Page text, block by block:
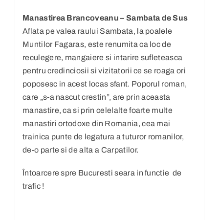
Manastirea Brancoveanu – Sambata de Sus
Aflata pe valea raului Sambata, la poalele
Muntilor Fagaras, este renumita ca loc de
reculegere, mangaiere si intarire sufleteasca
pentru credinciosii si vizitatorii ce se roaga ori
poposesc in acest locas sfant. Poporul roman,
care „s-a nascut crestin”, are prin aceasta
manastire, ca si prin celelalte foarte multe
manastiri ortodoxe din Romania, cea mai
trainica punte de legatura a tuturor romanilor,
de-o parte si de alta a Carpatilor.
Întoarcere spre Bucuresti seara in functie de
trafic !